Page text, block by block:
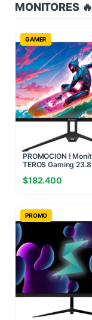
MONITORES 🔥
GAMER
PROMOCION !
TEROS Gaming
$182.400
PROMO